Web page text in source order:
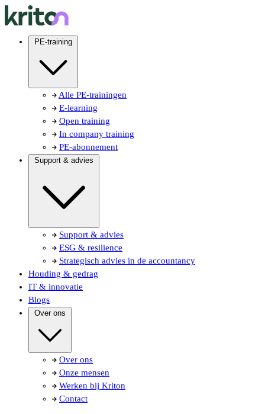
PE-training
Alle PE-trainingen
E-learning
Open training
In company training
PE-abonnement
Support & advies
Support & advies
ESG & resilience
Strategisch advies in de accountancy
Houding & gedrag
IT & innovatie
Blogs
Over ons
Over ons
Onze mensen
Werken bij Kriton
Contact